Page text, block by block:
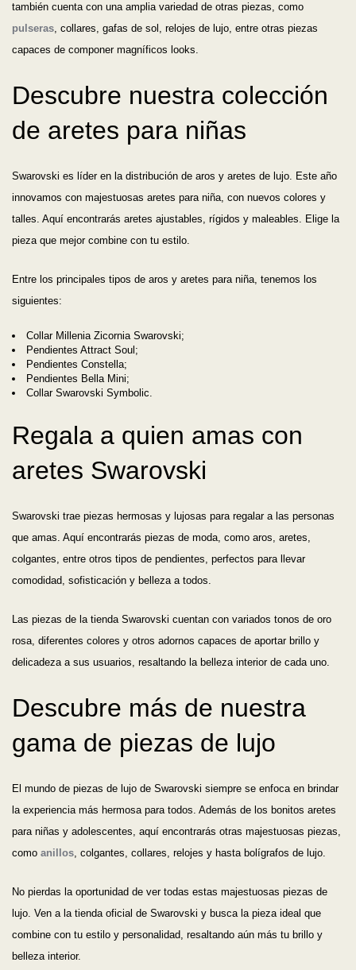
también cuenta con una amplia variedad de otras piezas, como
pulseras , collares, gafas de sol, relojes de lujo, entre otras piezas
capaces de componer magníficos looks.
Descubre nuestra colección
de aretes para niñas
Swarovski es líder en la distribución de aros y aretes de lujo. Este año
innovamos con majestuosas aretes para niña, con nuevos colores y
talles. Aquí encontrarás aretes ajustables, rígidos y maleables. Elige la
pieza que mejor combine con tu estilo.
Entre los principales tipos de aros y aretes para niña, tenemos los
siguientes:
Collar Millenia Zicornia Swarovski;
Pendientes Attract Soul;
Pendientes Constella;
Pendientes Bella Mini;
Collar Swarovski Symbolic.
Regala a quien amas con
aretes Swarovski
Swarovski trae piezas hermosas y lujosas para regalar a las personas
que amas. Aquí encontrarás piezas de moda, como aros, aretes,
colgantes, entre otros tipos de pendientes, perfectos para llevar
comodidad, sofisticación y belleza a todos.
Las piezas de la tienda Swarovski cuentan con variados tonos de oro
rosa, diferentes colores y otros adornos capaces de aportar brillo y
delicadeza a sus usuarios, resaltando la belleza interior de cada uno.
Descubre más de nuestra
gama de piezas de lujo
El mundo de piezas de lujo de Swarovski siempre se enfoca en brindar
la experiencia más hermosa para todos. Además de los bonitos aretes
para niñas y adolescentes, aquí encontrarás otras majestuosas piezas,
como anillos , colgantes, collares, relojes y hasta bolígrafos de lujo.
No pierdas la oportunidad de ver todas estas majestuosas piezas de
lujo. Ven a la tienda oficial de Swarovski y busca la pieza ideal que
combine con tu estilo y personalidad, resaltando aún más tu brillo y
belleza interior.